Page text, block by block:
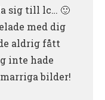
sig till lc… 🙂
med dig
aldrig fått
inte hade
bilder!